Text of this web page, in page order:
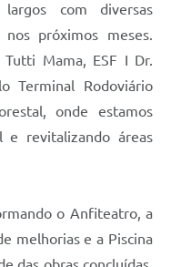
largos com diversas
próximos meses.
Mama, ESF I Dr.
Terminal Rodoviário
onde estamos
e revitalizando áreas
o Anfiteatro, a
melhorias e a Piscina